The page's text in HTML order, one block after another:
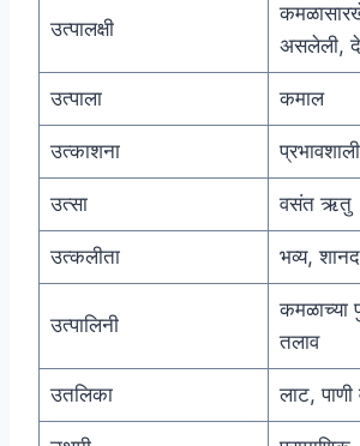
उत्पालक्षी
असलेली,
उत्पाला कमाल
उत्काशना
उत्सा वसंत ऋतु
उत्कलीता भव्य,
उत्पालिनी
कमळाच्या
तलाव
उतलिका लाट,